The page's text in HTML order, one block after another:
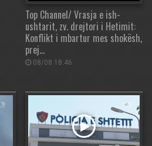
Top Channel/ Vrasja e ish-
ushtarit, zv. drejtori i Hetimit:
Konflikt i mbartur mes shokësh,
prej…
08/08 18:46